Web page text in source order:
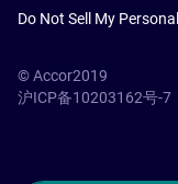
Do Not Sell My
© Accor2019
沪ICP备10203162号-7